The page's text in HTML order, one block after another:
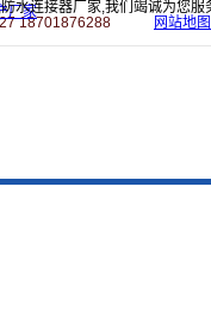
水连接器厂家,我们竭诚为您服
18701876288
网站地图